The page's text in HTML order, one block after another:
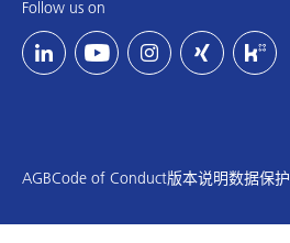
Follow us on
AGBCode of Conduct版本说明数据保护